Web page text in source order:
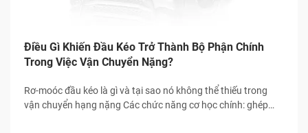
Điều Gì Khiến Đầu Kéo Trở Thành Bộ Phận Chính
Trong Việc Vận Chuyển Nặng?
Rơ-moóc đầu kéo là gì và tại sao nó không thể thiếu trong
vận chuyển hạng nặng Các chức năng cơ học chính: ghép